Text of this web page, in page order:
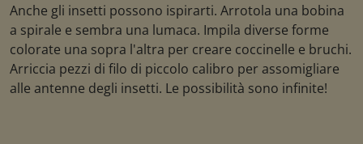
Anche gli insetti possono ispirarti. Arrotola una bobina
a spirale e sembra una lumaca. Impila diverse forme
colorate una sopra l'altra per creare coccinelle e bruchi.
Arriccia pezzi di filo di piccolo calibro per assomigliare
alle antenne degli insetti. Le possibilità sono infinite!